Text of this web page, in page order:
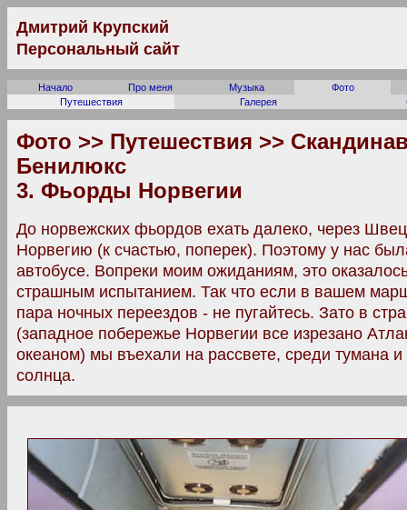
Дмитрий Крупский
Персональный сайт
Начало Про меня Музыка
Фото
Путешествия
Галерея
Фото >> Путешествия >>
Бенилюкс
3. Фьорды Норвегии
До норвежских фьордов ехать далеко, через
Норвегию (к счастью, поперек). Поэтому у нас
автобусе. Вопреки моим ожиданиям, это
страшным испытанием. Так что если в вашем
пара ночных переездов - не пугайтесь. Зато в
(западное побережье Норвегии все изрезано
океаном) мы въехали на рассвете, среди тумана
солнца.